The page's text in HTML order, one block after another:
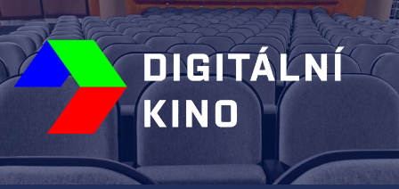
Skip
to
content